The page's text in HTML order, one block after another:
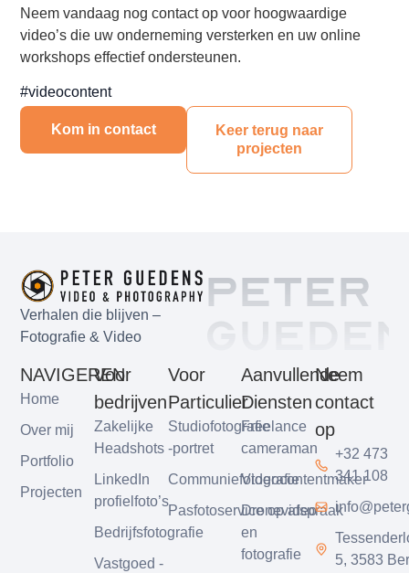
Neem vandaag nog contact op voor hoogwaardige
video’s die uw onderneming versterken en uw online
workshops effectief ondersteunen.
#videocontent
Kom in contact
Keer terug naar
projecten
Verhalen die blijven –
Fotografie & Video
Peter
NAVIGEREN
Home
Over mij
Portfolio
Projecten
Voor
bedrijven
Zakelijke
Headshots
LinkedIn
profielfoto’s
Bedrijfsfotografie
Vastgoed -
Voor
Particulier
Studiofotografie
-portret
Communiefotografie
Pasfotoservice op afspraak
Aanvullende
Diensten
Freelance
cameraman
Videocontentmaker
Dronevideo
en
fotografie
Neem
contact
op
+32 473
341 108
5, 3583